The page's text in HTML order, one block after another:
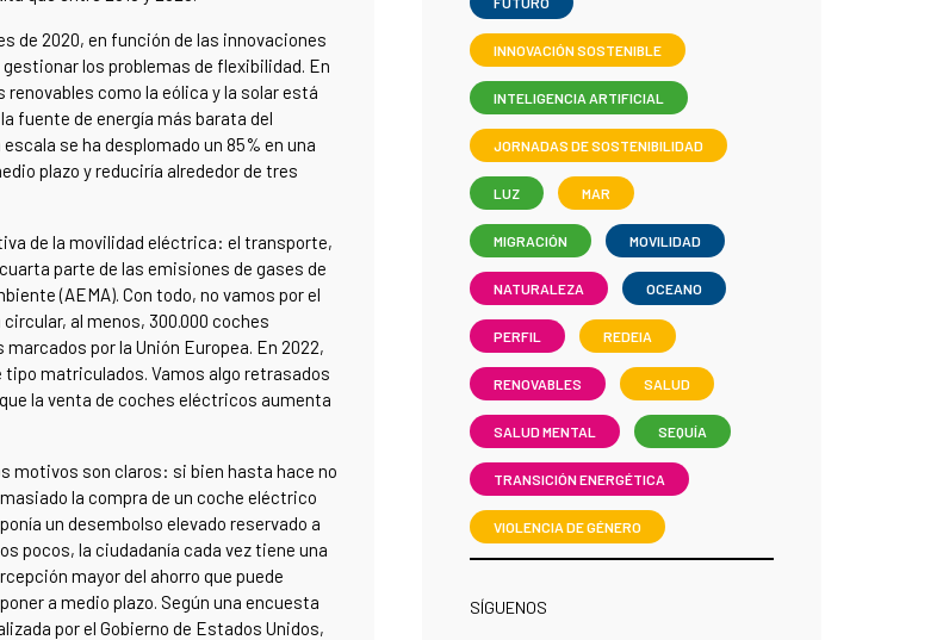
de 2020, en función de las innovaciones
los problemas de flexibilidad. En
como la eólica y la solar está
fuente de energía más barata del
se ha desplomado un 85% en una
plazo y reduciría alrededor de tres
de la movilidad eléctrica: el transporte,
parte de las emisiones de gases de
(AEMA). Con todo, no vamos por el
al menos, 300.000 coches
por la Unión Europea. En 2022,
tipo matriculados. Vamos algo retrasados
la venta de coches eléctricos aumenta
motivos son claros: si bien hasta hace no
la compra de un coche eléctrico
un desembolso elevado reservado a
pocos, la ciudadanía cada vez tiene una
mayor del ahorro que puede
a medio plazo. Según una encuesta
por el Gobierno de Estados Unidos,
INNOVACIÓN SOSTENIBLE
INTELIGENCIA ARTIFICIAL
JORNADAS DE SOSTENIBILIDAD
LUZ MAR
MIGRACIÓN MOVILIDAD
NATURALEZA OCEANO
PERFIL REDEIA
RENOVABLES SALUD
SALUD MENTAL SEQUÍA
TRANSICIÓN ENERGÉTICA
VIOLENCIA DE GÉNERO
SÍGUENOS